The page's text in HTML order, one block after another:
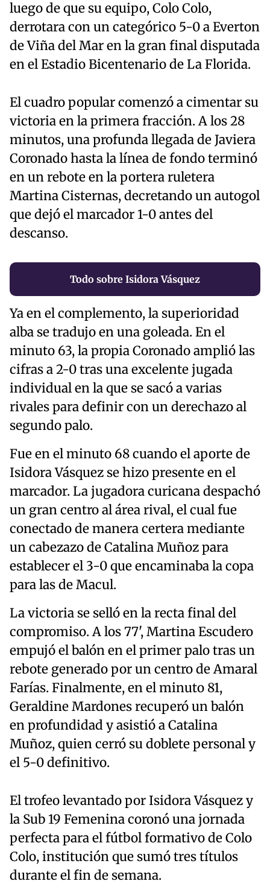
luego de que su equipo, Colo Colo,
derrotara con un categórico 5-0 a Everton
de Viña del Mar en la gran final disputada
en el Estadio Bicentenario de La Florida.
El cuadro popular comenzó a cimentar su
victoria en la primera fracción. A los 28
minutos, una profunda llegada de Javiera
Coronado hasta la línea de fondo terminó
en un rebote en la portera ruletera
Martina Cisternas, decretando un autogol
que dejó el marcador 1-0 antes del
descanso.
Todo sobre Isidora Vásquez
Ya en el complemento, la superioridad
alba se tradujo en una goleada. En el
minuto 63, la propia Coronado amplió las
cifras a 2-0 tras una excelente jugada
individual en la que se sacó a varias
rivales para definir con un derechazo al
segundo palo.
Fue en el minuto 68 cuando el aporte de
Isidora Vásquez se hizo presente en el
marcador. La jugadora curicana despachó
un gran centro al área rival, el cual fue
conectado de manera certera mediante
un cabezazo de Catalina Muñoz para
establecer el 3-0 que encaminaba la copa
para las de Macul.
La victoria se selló en la recta final del
compromiso. A los 77', Martina Escudero
empujó el balón en el primer palo tras un
rebote generado por un centro de Amaral
Farías. Finalmente, en el minuto 81,
Geraldine Mardones recuperó un balón
en profundidad y asistió a Catalina
Muñoz, quien cerró su doblete personal y
el 5-0 definitivo.
El trofeo levantado por Isidora Vásquez y
la Sub 19 Femenina coronó una jornada
perfecta para el fútbol formativo de Colo
Colo, institución que sumó tres títulos
durante el fin de semana.